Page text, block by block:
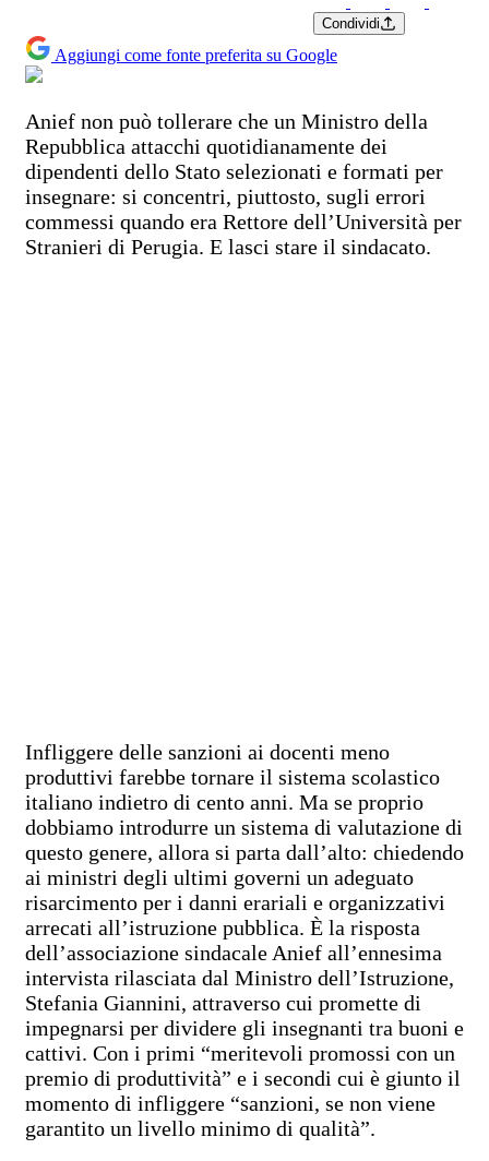
Condividi
Aggiungi come fonte preferita su Google
Anief non può tollerare che un Ministro della
Repubblica attacchi quotidianamente dei
dipendenti dello Stato selezionati e formati per
insegnare: si concentri, piuttosto, sugli errori
commessi quando era Rettore dell’Università per
Stranieri di Perugia. E lasci stare il sindacato.
Infliggere delle sanzioni ai docenti meno
produttivi farebbe tornare il sistema scolastico
italiano indietro di cento anni. Ma se proprio
dobbiamo introdurre un sistema di valutazione di
questo genere, allora si parta dall’alto: chiedendo
ai ministri degli ultimi governi un adeguato
risarcimento per i danni erariali e organizzativi
arrecati all’istruzione pubblica. È la risposta
dell’associazione sindacale Anief all’ennesima
intervista rilasciata dal Ministro dell’Istruzione,
Stefania Giannini, attraverso cui promette di
impegnarsi per dividere gli insegnanti tra buoni e
cattivi. Con i primi “meritevoli promossi con un
premio di produttività” e i secondi cui è giunto il
momento di infliggere “sanzioni, se non viene
garantito un livello minimo di qualità”.